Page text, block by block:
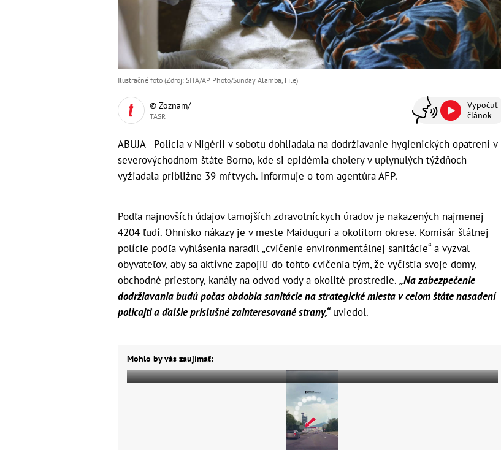
Ilustračné foto (Zdroj: SITA/AP Photo/Sunday Alamba, File)
© Zoznam/
TASR
Vypočuť
článok
ABUJA - Polícia v Nigérii v sobotu dohliadala na dodržiavanie hygienických opatrení v
severovýchodnom štáte Borno, kde si epidémia cholery v uplynulých týždňoch
vyžiadala približne 39 mŕtvych. Informuje o tom agentúra AFP.
Podľa najnovších údajov tamojších zdravotníckych úradov je nakazených najmenej
4204 ľudí. Ohnisko nákazy je v meste Maiduguri a okolitom okrese. Komisár štátnej
polície podľa vyhlásenia naradil „cvičenie environmentálnej sanitácie“ a vyzval
obyvateľov, aby sa aktívne zapojili do tohto cvičenia tým, že vyčistia svoje domy,
obchodné priestory, kanály na odvod vody a okolité prostredie. „Na zabezpečenie
dodržiavania budú počas obdobia sanitácie na strategické miesta v celom štáte nasadení
policajti a ďalšie príslušné zainteresované strany,“uviedol.
Mohlo by vás zaujímať: